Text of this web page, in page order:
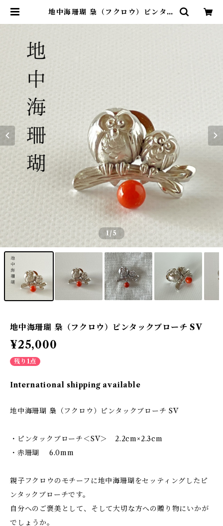
地中海珊瑚 梟（フクロウ）ピンタッ
1/5
地中海珊瑚 梟（フクロウ）ピンタックブローチ SV
¥25,000
残り1点
International shipping available
地中海珊瑚 梟（フクロウ）ピンタックブローチ SV
・ピンタックブローチ＜SV＞ 2.2cm×2.3cm
・赤珊瑚 6.0mm
親子フクロウのモチーフに地中海珊瑚をセッティングしたピ
ンタックブローチです。
自分へのご褒美として、そして大切な方への贈り物にいかが
でしょうか。